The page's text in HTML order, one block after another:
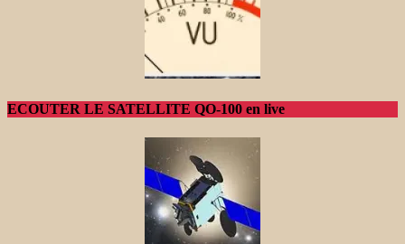
ECOUTER LE SATELLITE QO-100 en live